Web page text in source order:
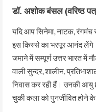
डॉ. अशोक बंसल (वरिष्ठ
यदि आप सिनेमा, नाटक,
इस किस्से का भरपूर आनंद लेंगे।
जमाने में सम्पूर्ण उत्तर भारत
वाली सुन्दर, शालीन,
निवास कर रही हैं। उनकी आयु
चुकी कला को पुनर्जीवित होने